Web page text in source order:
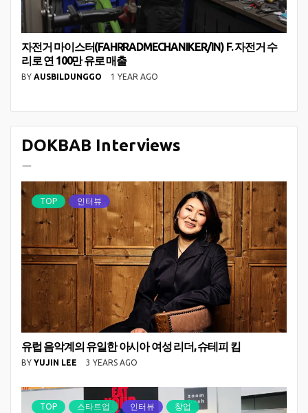
자전거 마이스터(FAHRRADMECHANIKER/IN) F. 자전거 수
리로 연 100만 유로 매출
BY AUSBILDUNGGO 1 YEAR AGO
DOKBAB Interviews
TOP 인터뷰
유럽 음악계의 유일한 아시아 여성 리더, 슈테피 킴
BY YUJIN LEE 3 YEARS AGO
TOP 스타트업 인터뷰 창업